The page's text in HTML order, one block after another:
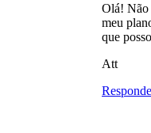
Olá! Não
meu
que
Att